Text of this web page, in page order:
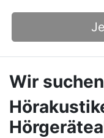
Wir